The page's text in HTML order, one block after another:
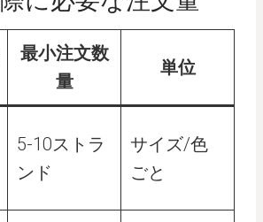
最小注文数
量
単位
5-10ストラ
ンド
サイズ/色
ごと